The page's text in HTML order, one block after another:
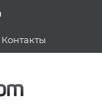
Контакты